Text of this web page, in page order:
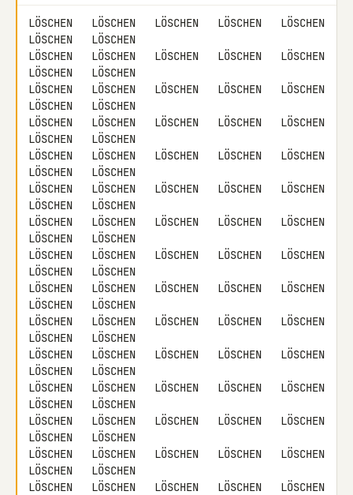
LÖSCHEN   LÖSCHEN   LÖSCHEN   LÖSCHEN   LÖSCHEN
LÖSCHEN   LÖSCHEN
LÖSCHEN   LÖSCHEN   LÖSCHEN   LÖSCHEN   LÖSCHEN
LÖSCHEN   LÖSCHEN
LÖSCHEN   LÖSCHEN   LÖSCHEN   LÖSCHEN   LÖSCHEN
LÖSCHEN   LÖSCHEN
LÖSCHEN   LÖSCHEN   LÖSCHEN   LÖSCHEN   LÖSCHEN
LÖSCHEN   LÖSCHEN
LÖSCHEN   LÖSCHEN   LÖSCHEN   LÖSCHEN   LÖSCHEN
LÖSCHEN   LÖSCHEN
LÖSCHEN   LÖSCHEN   LÖSCHEN   LÖSCHEN   LÖSCHEN
LÖSCHEN   LÖSCHEN
LÖSCHEN   LÖSCHEN   LÖSCHEN   LÖSCHEN   LÖSCHEN
LÖSCHEN   LÖSCHEN
LÖSCHEN   LÖSCHEN   LÖSCHEN   LÖSCHEN   LÖSCHEN
LÖSCHEN   LÖSCHEN
LÖSCHEN   LÖSCHEN   LÖSCHEN   LÖSCHEN   LÖSCHEN
LÖSCHEN   LÖSCHEN
LÖSCHEN   LÖSCHEN   LÖSCHEN   LÖSCHEN   LÖSCHEN
LÖSCHEN   LÖSCHEN
LÖSCHEN   LÖSCHEN   LÖSCHEN   LÖSCHEN   LÖSCHEN
LÖSCHEN   LÖSCHEN
LÖSCHEN   LÖSCHEN   LÖSCHEN   LÖSCHEN   LÖSCHEN
LÖSCHEN   LÖSCHEN
LÖSCHEN   LÖSCHEN   LÖSCHEN   LÖSCHEN   LÖSCHEN
LÖSCHEN   LÖSCHEN
LÖSCHEN   LÖSCHEN   LÖSCHEN   LÖSCHEN   LÖSCHEN
LÖSCHEN   LÖSCHEN
LÖSCHEN   LÖSCHEN   LÖSCHEN   LÖSCHEN   LÖSCHEN